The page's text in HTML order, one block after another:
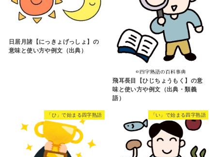
日居月諸【にっきょげっしょ】の
意味と使い方や例文（出典）
飛耳長目【ひじちょうもく】の意
味と使い方や例文（出典・類義
語）
「ひ」で始まる四字熟語 「い」で始まる四字熟語